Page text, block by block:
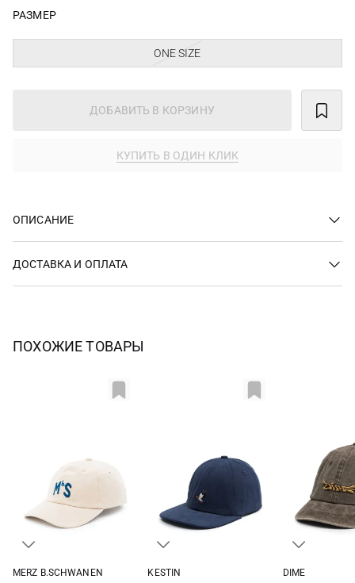
РАЗМЕР
ONE SIZE
ДОБАВИТЬ В КОРЗИНУ
КУПИТЬ В ОДИН КЛИК
ОПИСАНИЕ
ДОСТАВКА И ОПЛАТА
ПОХОЖИЕ ТОВАРЫ
MERZ B.SCHWANEN
KESTIN
DIME